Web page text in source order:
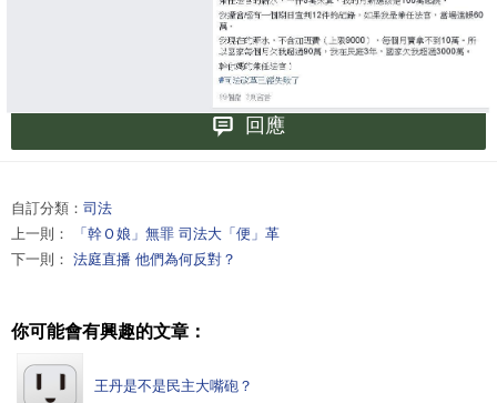
回應
自訂分類： 司法
上一則：
「幹Ｏ娘」無罪 司法大「便」革
下一則： 法庭直播 他們為何反對？
你可能會有興趣的文章：
王丹是不是民主大嘴砲？